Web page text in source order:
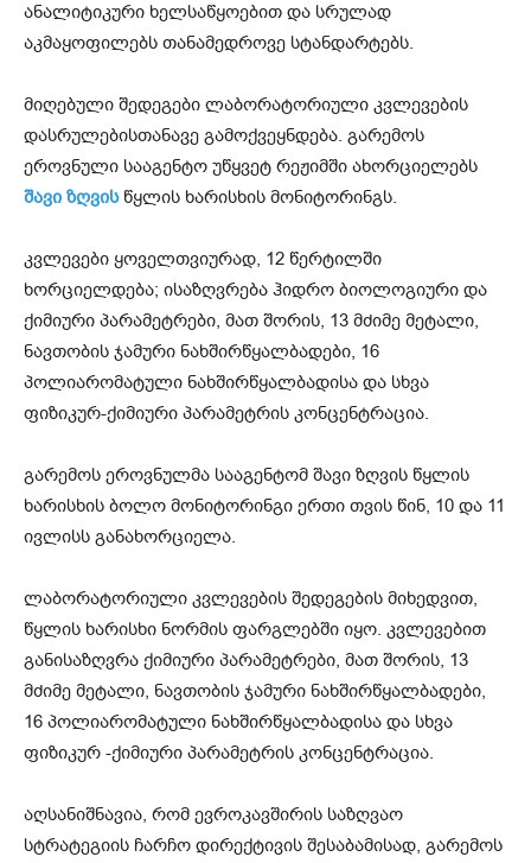
ანალიტიკური ხელსაწყოებით და სრულად
აკმაყოფილებს თანამედროვე სტანდარტებს.
მიღებული შედეგები ლაბორატორიული კვლევების
დასრულებისთანავე გამოქვეყნდება. გარემოს
ეროვნული სააგენტო უწყვეტ რეჟიმში ახორციელებს
შავი ზღვისწყლის ხარისხის მონიტორინგს.
კვლევები ყოველთვიურად, 12 წერტილში
ხორციელდება; ისაზღვრება ჰიდრო ბიოლოგიური და
ქიმიური პარამეტრები, მათ შორის, 13 მძიმე მეტალი,
ნავთობის ჯამური ნახშირწყალბადები, 16
პოლიარომატული ნახშირწყალბადისა და სხვა
ფიზიკურ-ქიმიური პარამეტრის კონცენტრაცია.
გარემოს ეროვნულმა სააგენტომ შავი ზღვის წყლის
ხარისხის ბოლო მონიტორინგი ერთი თვის წინ, 10 და 11
ივლისს განახორციელა.
ლაბორატორიული კვლევების შედეგების მიხედვით,
წყლის ხარისხი ნორმის ფარგლებში იყო. კვლევებით
განისაზღვრა ქიმიური პარამეტრები, მათ შორის, 13
მძიმე მეტალი, ნავთობის ჯამური ნახშირწყალბადები,
16 პოლიარომატული ნახშირწყალბადისა და სხვა
ფიზიკურ -ქიმიური პარამეტრის კონცენტრაცია.
აღსანიშნავია, რომ ევროკავშირის საზღვაო
სტრატეგიის ჩარჩო დირექტივის შესაბამისად, გარემოს